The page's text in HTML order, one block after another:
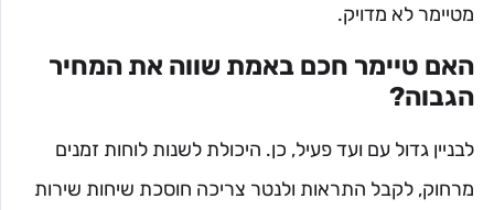
מטיימר לא מדויק.
האם טיימר חכם באמת שווה את המחיר
הגבוה?
לבניין גדול עם ועד פעיל, כן. היכולת לשנות לוחות זמנים
מרחוק, לקבל התראות ולנטר צריכה חוסכת שיחות שירות